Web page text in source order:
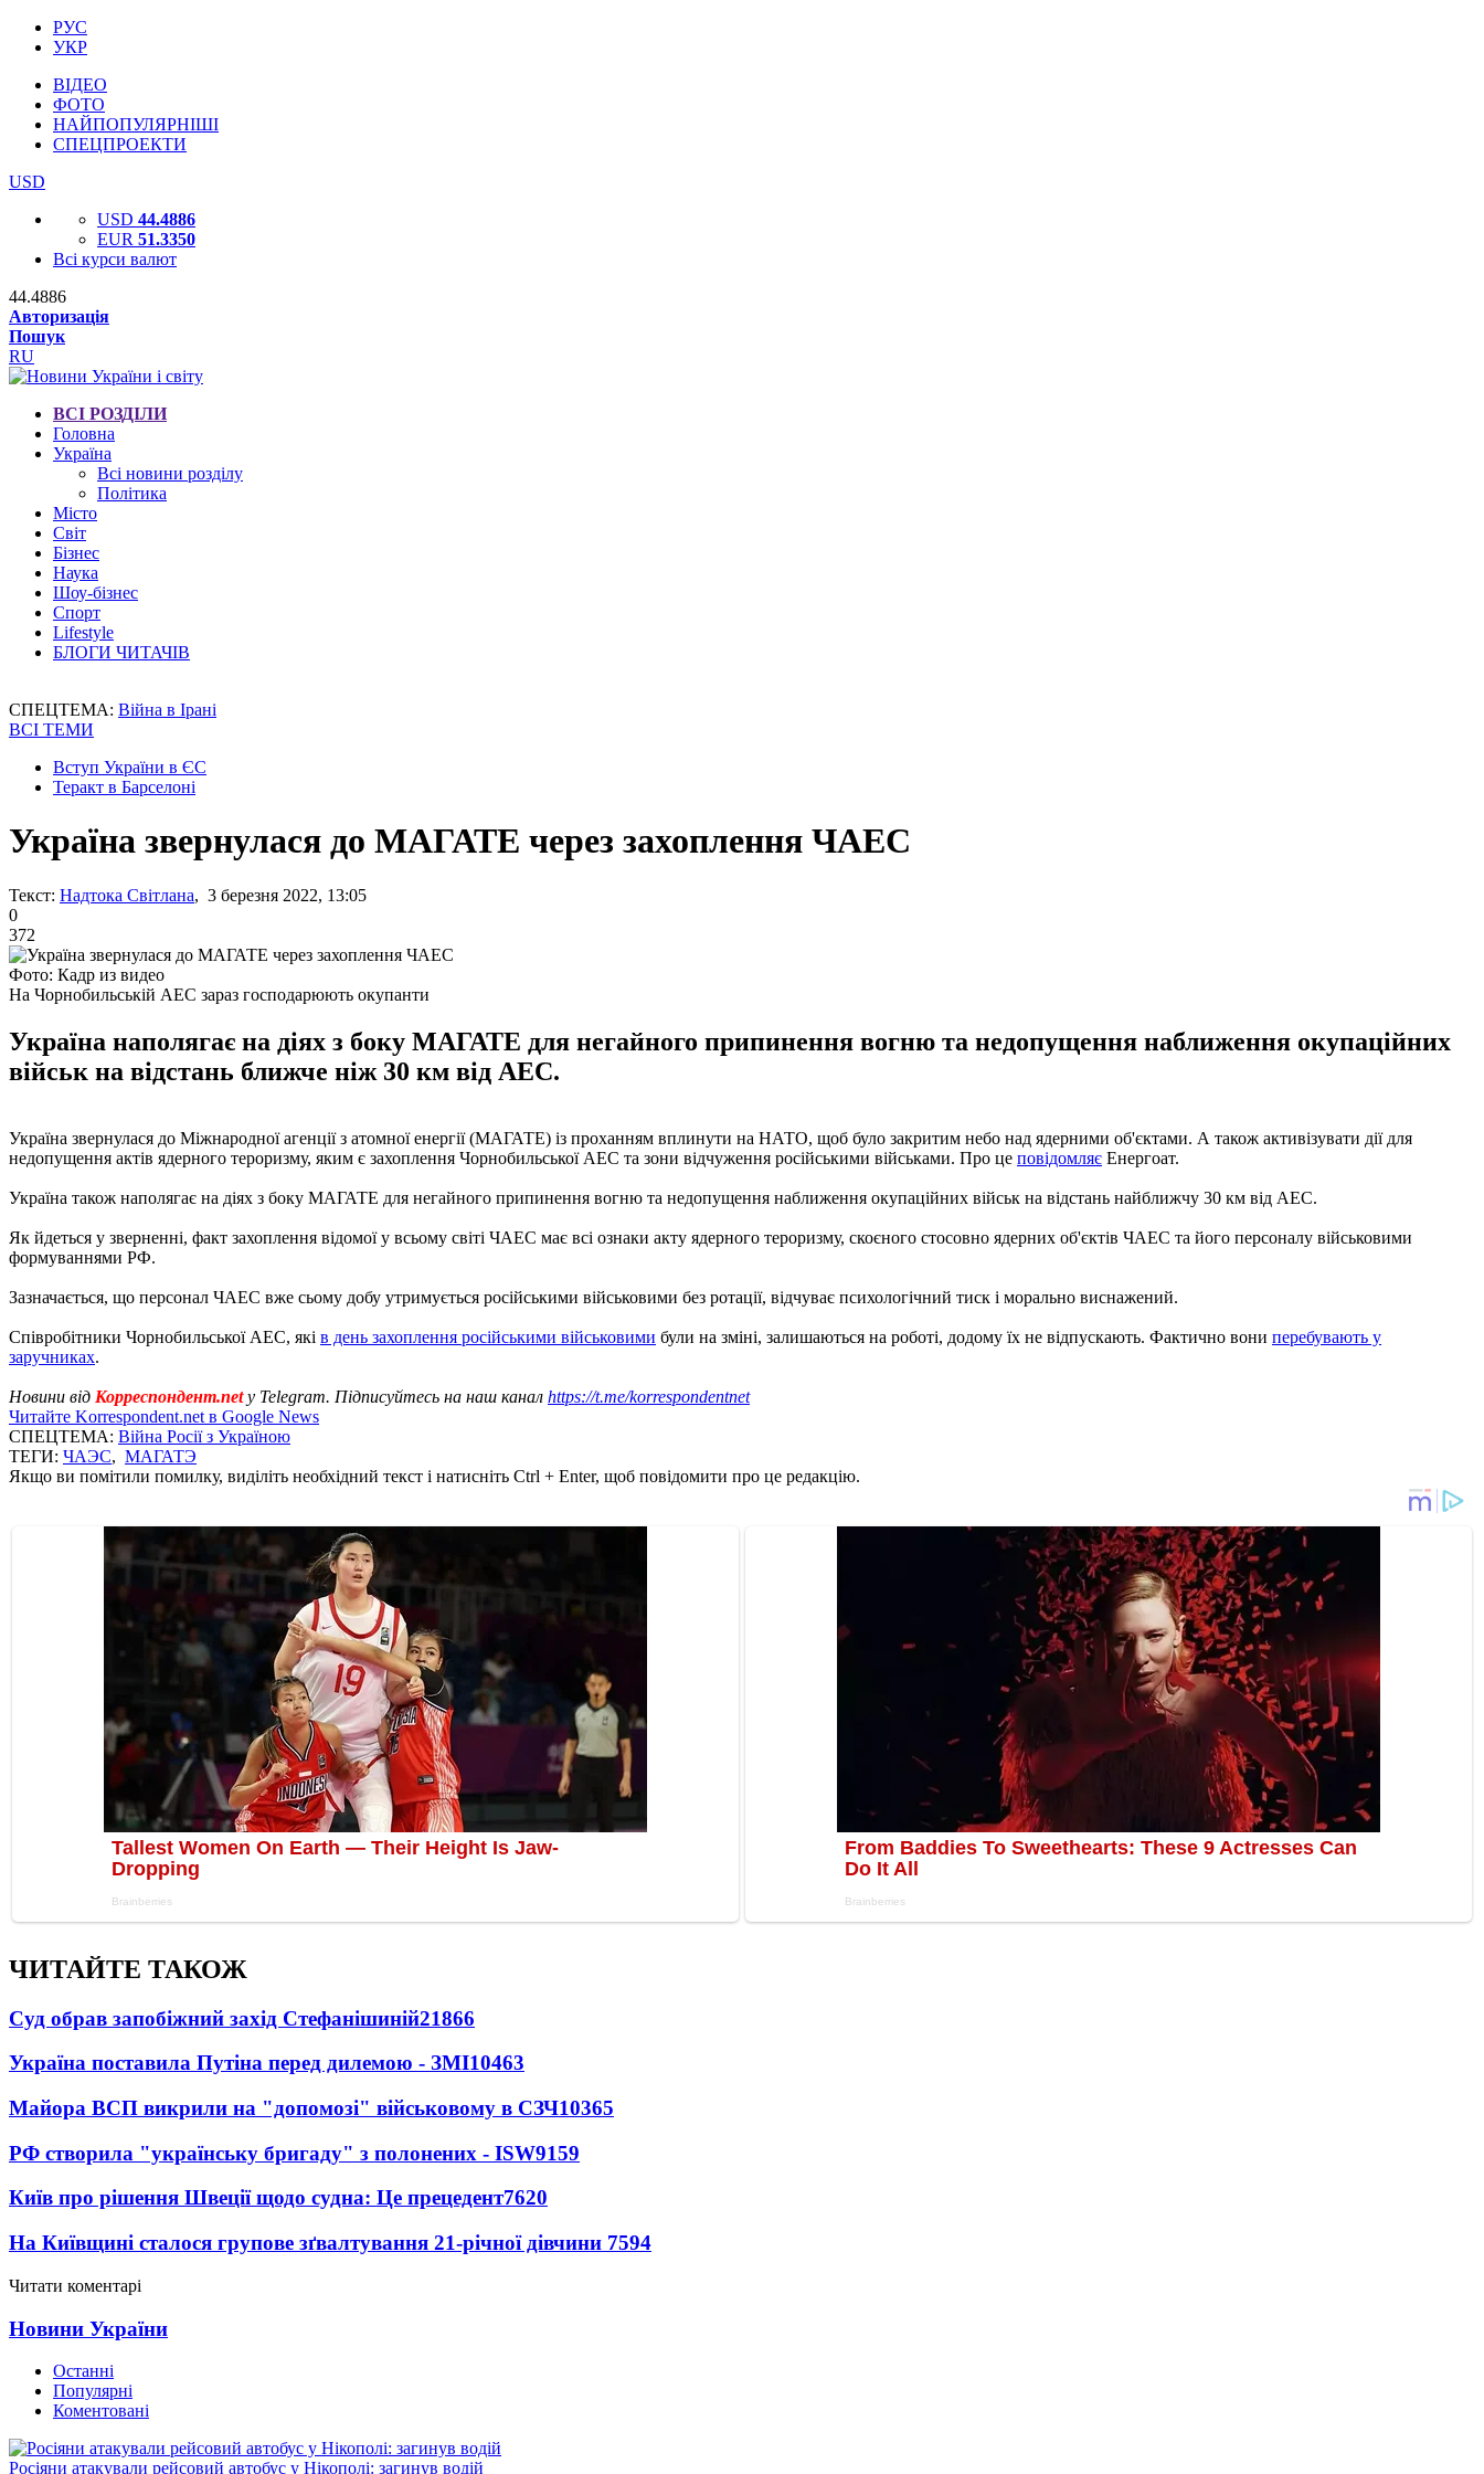
РУС
УКР
ВІДЕО
ФОТО
НАЙПОПУЛЯРНІШІ
СПЕЦПРОЕКТИ
USD
USD 44.4886
EUR 51.3350
Всі курси валют
44.4886
Авторизація
Пошук
RU
ВСІ РОЗДІЛИ
Головна
Україна
Всі новини розділу
Політика
Місто
Світ
Бізнес
Наука
Шоу-бізнес
Спорт
Lifestyle
БЛОГИ ЧИТАЧІВ
СПЕЦТЕМА: Війна в Ірані
ВСІ ТЕМИ
Вступ України в ЄС
Теракт в Барселоні
Україна звернулася до МАГАТЕ через захоплення ЧАЕС
Текст: Надтока Світлана, 3 березня 2022, 13:05
0
372
Фото: Кадр из видео
На Чорнобильській АЕС зараз господарюють окупанти
Україна наполягає на діях з боку МАГАТЕ для негайного припинення вогню та недопущення наближення окупаційних
військ на відстань ближче ніж 30 км від АЕС.
Україна звернулася до Міжнародної агенції з атомної енергії (МАГАТЕ) із проханням вплинути на НАТО, щоб було закритим небо над ядерними об'єктами. А також активізувати дії для
недопущення актів ядерного тероризму, яким є захоплення Чорнобильської АЕС та зони відчуження російськими військами. Про це повідомляє Енергоат.
Україна також наполягає на діях з боку МАГАТЕ для негайного припинення вогню та недопущення наближення окупаційних військ на відстань найближчу 30 км від АЕС.
Як йдеться у зверненні, факт захоплення відомої у всьому світі ЧАЕС має всі ознаки акту ядерного тероризму, скоєного стосовно ядерних об'єктів ЧАЕС та його персоналу військовими
формуваннями РФ.
Зазначається, що персонал ЧАЕС вже сьому добу утримується російськими військовими без ротації, відчуває психологічний тиск і морально виснажений.
Співробітники Чорнобильської АЕС, які в день захоплення російськими військовими були на зміні, залишаються на роботі, додому їх не відпускають. Фактично вони перебувають у
заручниках.
Новини від Корреспондент.netу Telegram. Підписуйтесь на наш канал https://t.me/korrespondentnet
Читайте Korrespondent.net в Google News
СПЕЦТЕМА: Війна Росії з Україною
ТЕГИ: ЧАЭС, МАГАТЭ
Якщо ви помітили помилку, виділіть необхідний текст і натисніть Ctrl + Enter, щоб повідомити про це редакцію.
ЧИТАЙТЕ ТАКОЖ
Суд обрав запобіжний захід Стефанішиній21866
Україна поставила Путіна перед дилемою - ЗМІ10463
Майора ВСП викрили на "допомозі" військовому в СЗЧ10365
РФ створила "українську бригаду" з полонених - ISW9159
Київ про рішення Швеції щодо судна: Це прецедент7620
На Київщині сталося групове зґвалтування 21-річної дівчини 7594
Читати коментарі
Новини України
Останні
Популярні
Коментовані
Росіяни атакували рейсовий автобус у Нікополі: загинув водій